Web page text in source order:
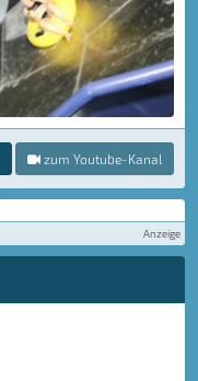
zum Youtube-Kanal
Anzeige